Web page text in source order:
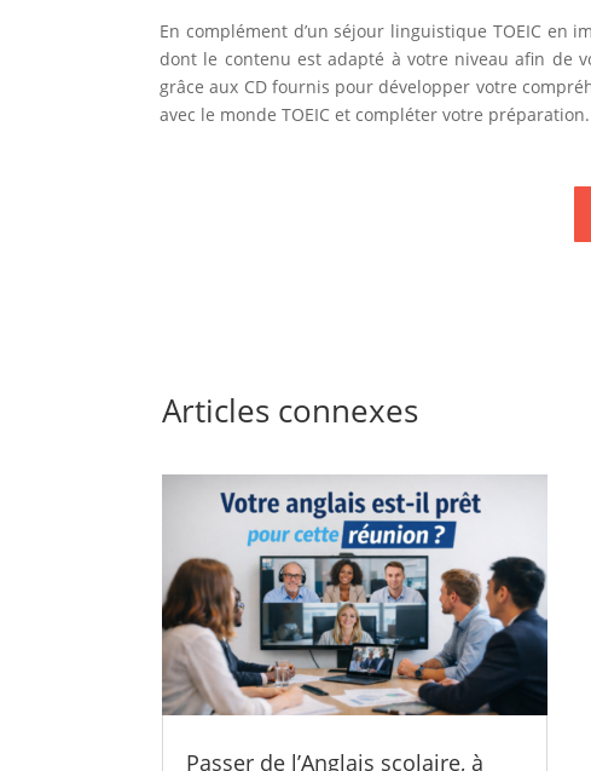
En complément d’un séjour linguistique TOEIC en
dont le contenu est adapté à votre niveau afin de
grâce aux CD fournis pour développer votre
avec le monde TOEIC et compléter votre préparation.
Articles connexes
Passer de l’Anglais scolaire, à